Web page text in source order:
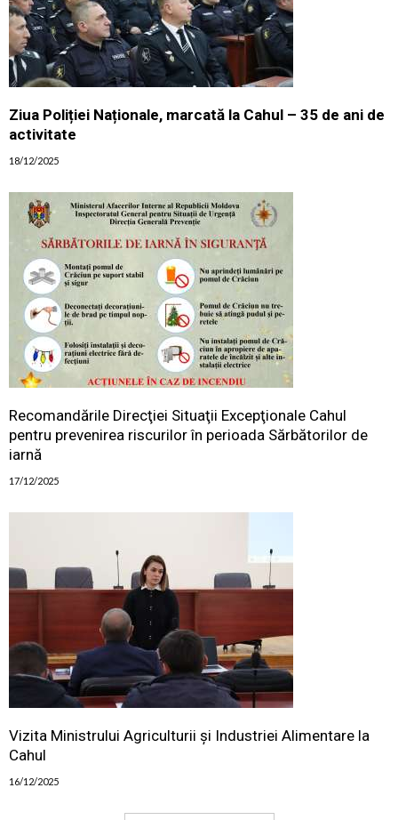
Ziua Poliției Naționale, marcată la Cahul – 35 de ani de
activitate
18/12/2025
Recomandările Direcţiei Situaţii Excepţionale Cahul
pentru prevenirea riscurilor în perioada Sărbătorilor de
iarnă
17/12/2025
Vizita Ministrului Agriculturii și Industriei Alimentare la
Cahul
16/12/2025